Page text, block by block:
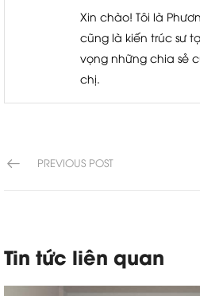
Xin chào! Tôi là
cũng là kiến trúc sư
vọng những chia sẻ
chị.
PREVIOUS POST
Tin tức liên quan